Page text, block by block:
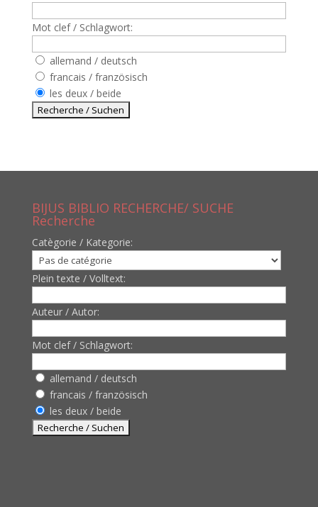
Mot clef / Schlagwort:
allemand / deutsch
francais / französisch
les deux / beide
BIJUS BIBLIO RECHERCHE/ SUCHE
Recherche
Catègorie / Kategorie:
Plein texte / Volltext:
Auteur / Autor:
Mot clef / Schlagwort:
allemand / deutsch
francais / französisch
les deux / beide